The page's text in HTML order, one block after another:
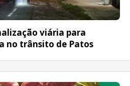
viária para
no trânsito de Patos